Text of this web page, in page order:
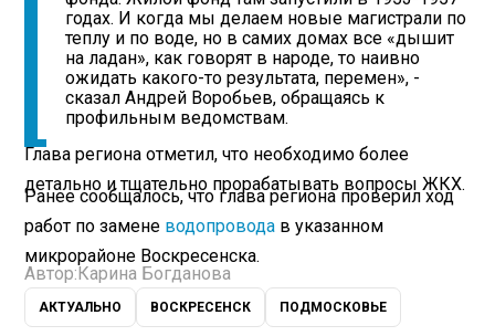
годах. И когда мы делаем новые магистрали по
теплу и по воде, но в самих домах все «дышит
на ладан», как говорят в народе, то наивно
ожидать какого-то результата, перемен», -
сказал Андрей Воробьев, обращаясь к
профильным ведомствам.
Глава региона отметил, что необходимо более
детально и тщательно прорабатывать вопросы ЖКХ.
Ранее сообщалось, что глава региона проверил ход
работ по замене водопровода в указанном
микрорайоне Воскресенска.
Автор: Карина Богданова
АКТУАЛЬНО ВОСКРЕСЕНСК ПОДМОСКОВЬЕ